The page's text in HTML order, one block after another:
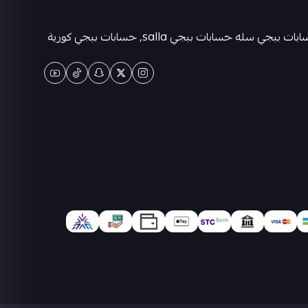
متجر كيان حسابات ببجي العالمية . حسابات ببجي عشوائية-متجر ببجي حسابات-حسابات ببجي كورية - حسابات ببجي التايوانيه-حسابات ببجي سله حسابات ببجي salla, حسابات ببجي كورية